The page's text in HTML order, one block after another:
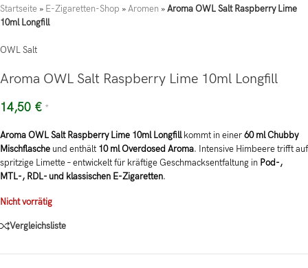
Startseite » E-Zigaretten-Shop »Aromen »Aroma OWL Salt Raspberry Lime
10ml Longfill
OWL Salt
Aroma OWL Salt Raspberry Lime 10ml Longfill
14,50 € *
Aroma OWL Salt Raspberry Lime 10ml Longfillkommt in einer60 ml Chubby
Mischflasche und enthält 10 ml Overdosed Aroma. Intensive Himbeere trifft auf
spritzige Limette – entwickelt für kräftige Geschmacksentfaltung in Pod-,
MTL-, RDL- und klassischen E-Zigaretten.
Nicht vorrätig
Vergleichsliste